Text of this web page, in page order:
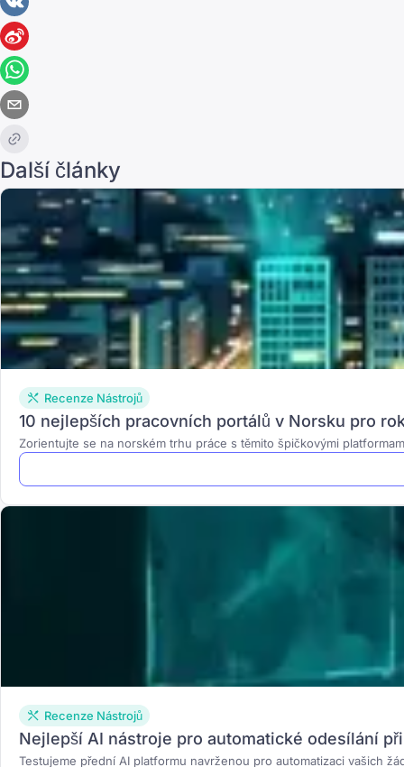
Další články
Recenze Nástrojů
10 nejlepších pracovních portálů v Norsku pro
Zorientujte se na norském trhu práce s těmito špičkovými
Recenze Nástrojů
Nejlepší AI nástroje pro automatické odesílání
Testujeme přední AI platformu navrženou pro automatizaci vašich